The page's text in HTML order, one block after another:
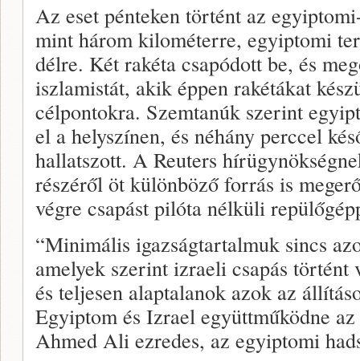
Az eset pénteken történt az
mint három kilométerre, egyiptomi
délre. Két rakéta csapódott be, és
iszlamistát, akik éppen rakétákat
célpontokra. Szemtanúk szerint
el a helyszínen, és néhány perccel
hallatszott. A Reuters
részéről öt különböző forrás is
végre csapást pilóta nélküli
“Minimális igazságtartalmuk sincs
amelyek szerint izraeli csapás
és teljesen alaptalanok azok az
Egyiptom és Izrael együttműködne
Ahmed Ali ezredes, az egyiptomi